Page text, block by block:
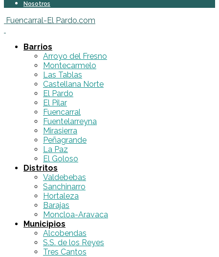
Nosotros
Fuencarral-El Pardo.com
Barrios
Arroyo del Fresno
Montecarmelo
Las Tablas
Castellana Norte
El Pardo
El Pilar
Fuencarral
Fuentelarreyna
Mirasierra
Peñagrande
La Paz
El Goloso
Distritos
Valdebebas
Sanchinarro
Hortaleza
Barajas
Moncloa-Aravaca
Municipios
Alcobendas
S.S. de los Reyes
Tres Cantos